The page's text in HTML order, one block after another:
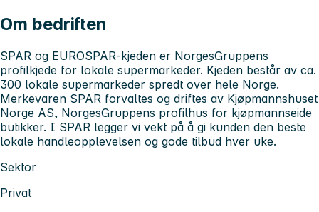
Om bedriften
SPAR og EUROSPAR-kjeden er NorgesGruppens
profilkjede for lokale supermarkeder. Kjeden består av ca.
300 lokale supermarkeder spredt over hele Norge.
Merkevaren SPAR forvaltes og driftes av Kjøpmannshuset
Norge AS, NorgesGruppens profilhus for kjøpmannseide
butikker. I SPAR legger vi vekt på å gi kunden den beste
lokale handleopplevelsen og gode tilbud hver uke.
Sektor
Privat